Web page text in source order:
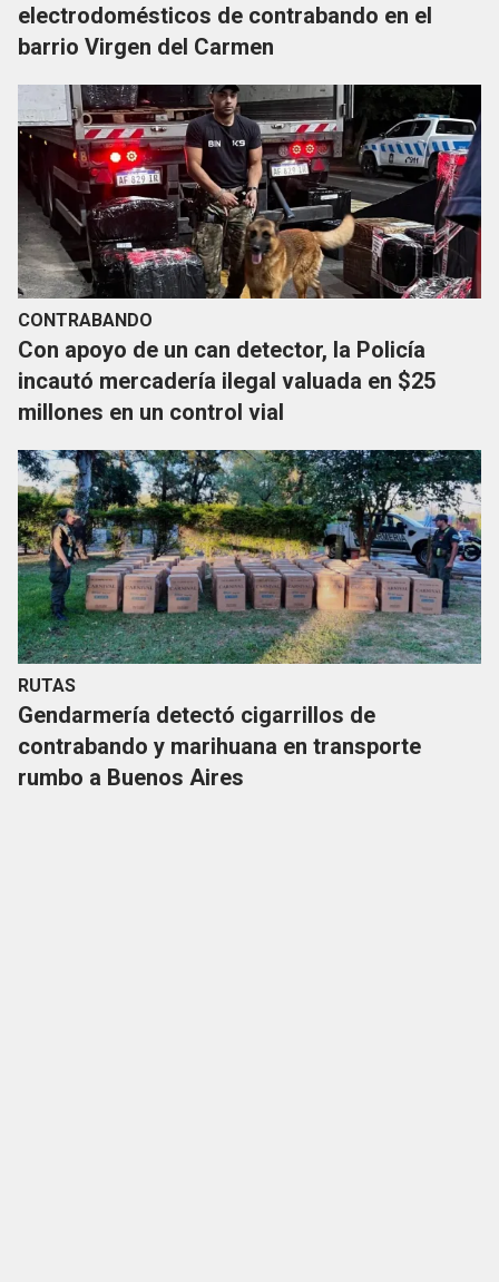
electrodomésticos de contrabando en el
barrio Virgen del Carmen
CONTRABANDO
Con apoyo de un can detector, la Policía
incautó mercadería ilegal valuada en $25
millones en un control vial
RUTAS
Gendarmería detectó cigarrillos de
contrabando y marihuana en transporte
rumbo a Buenos Aires